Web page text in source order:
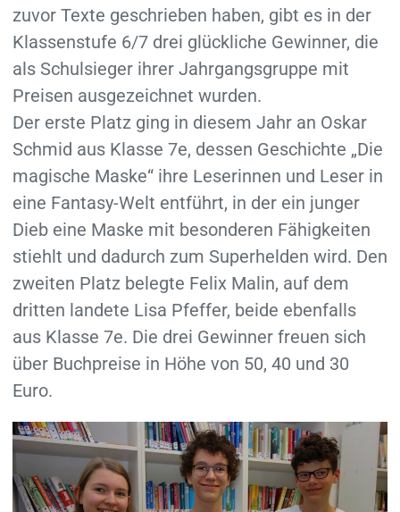
zuvor Texte geschrieben haben, gibt es in der
Klassenstufe 6/7 drei glückliche Gewinner, die
als Schulsieger ihrer Jahrgangsgruppe mit
Preisen ausgezeichnet wurden.
Der erste Platz ging in diesem Jahr an Oskar
Schmid aus Klasse 7e, dessen Geschichte „Die
magische Maske“ ihre Leserinnen und Leser in
eine Fantasy-Welt entführt, in der ein junger
Dieb eine Maske mit besonderen Fähigkeiten
stiehlt und dadurch zum Superhelden wird. Den
zweiten Platz belegte Felix Malin, auf dem
dritten landete Lisa Pfeffer, beide ebenfalls
aus Klasse 7e. Die drei Gewinner freuen sich
über Buchpreise in Höhe von 50, 40 und 30
Euro.